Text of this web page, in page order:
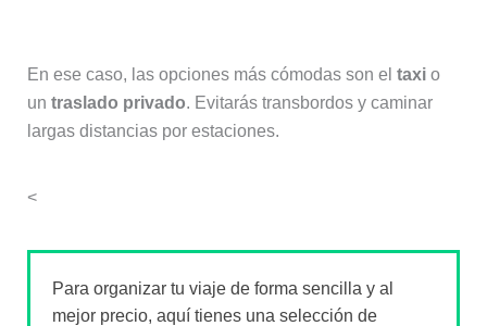
En ese caso, las opciones más cómodas son el taxio
un traslado privado. Evitarás transbordos y caminar
largas distancias por estaciones.
<
Para organizar tu viaje de forma sencilla y al
mejor precio, aquí tienes una selección de